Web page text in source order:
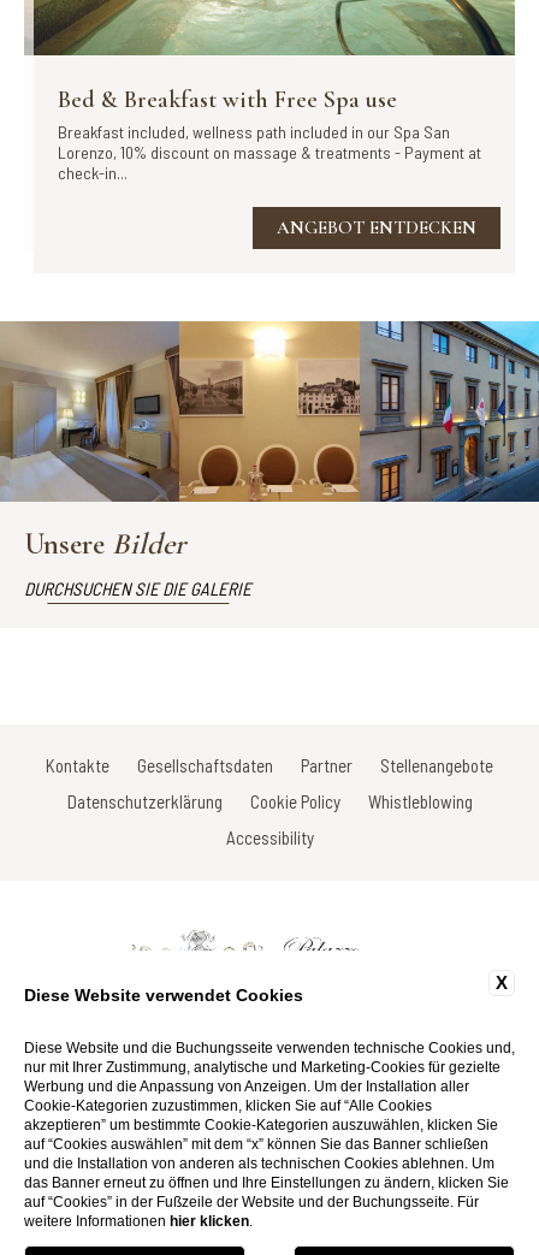
Bed & Breakfast with Free Spa use
Breakfast included, wellness path included in our Spa San
Lorenzo, 10% discount on massage & treatments - Payment at
check-in...
ANGEBOT ENTDECKEN
Unsere Bilder
DURCHSUCHEN SIE DIE GALERIE
Kontakte Gesellschaftsdaten Partner
Stellenangebote
Datenschutzerklärung
Cookie Policy
Whistleblowing
Accessibility
Tel: +39 0577 923675
Fax: +39 0577 924467
Email:info@palazzosanlorenzo.it
P.Iva 01116290527
Website by Blastness
X
Diese Website verwendet Cookies
Diese Website und die Buchungsseite verwenden technische Cookies und,
nur mit Ihrer Zustimmung, analytische und Marketing-Cookies für gezielte
Werbung und die Anpassung von Anzeigen. Um der Installation aller
Cookie-Kategorien zuzustimmen, klicken Sie auf “Alle Cookies
akzeptieren” um bestimmte Cookie-Kategorien auszuwählen, klicken Sie
auf “Cookies auswählen” mit dem “x” können Sie das Banner schließen
und die Installation von anderen als technischen Cookies ablehnen. Um
das Banner erneut zu öffnen und Ihre Einstellungen zu ändern, klicken Sie
auf “Cookies” in der Fußzeile der Website und der Buchungsseite. Für
weitere Informationen hier klicken